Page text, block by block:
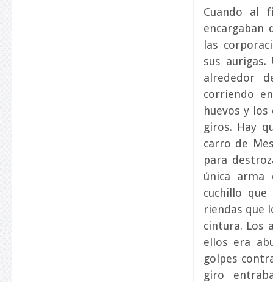
Cuando al
encargaban
las
sus
alrededor
corriendo
huevos y
giros. Hay
carro de
para
única arma
cuchillo
riendas que
cintura. Los
ellos era
golpes
giro